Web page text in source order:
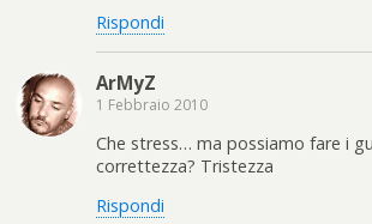
Rispondi
ArMyZ
1 Febbraio 2010
Che stress… ma possiamo fare i
correttezza? Tristezza
Rispondi